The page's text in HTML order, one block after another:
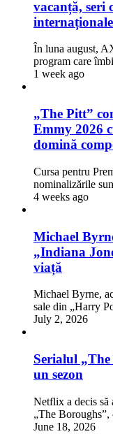
vacanță, seri
În luna august,
program care
1 week ago
„The Pitt”
Emmy 2026
domină
Cursa pentru
nominalizările
4 weeks ago
Michael
„Indiana
viață
Michael Byrne,
sale din „Harry
July 2, 2026
Serialul
un sezon
Netflix a decis să
„The
June 18, 2026